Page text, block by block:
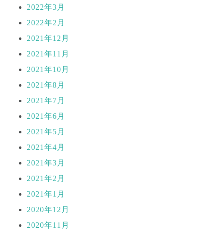
2022年3月
2022年2月
2021年12月
2021年11月
2021年10月
2021年8月
2021年7月
2021年6月
2021年5月
2021年4月
2021年3月
2021年2月
2021年1月
2020年12月
2020年11月